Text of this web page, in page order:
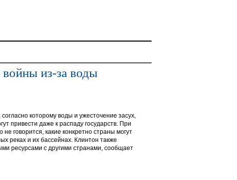
из-за воды
которому воды и ужесточение засух,
привести даже к распаду государств. При
говорится, какие конкретно страны могут
реках и их бассейнах. Клинтон также
ресурсами с другими странами, сообщает